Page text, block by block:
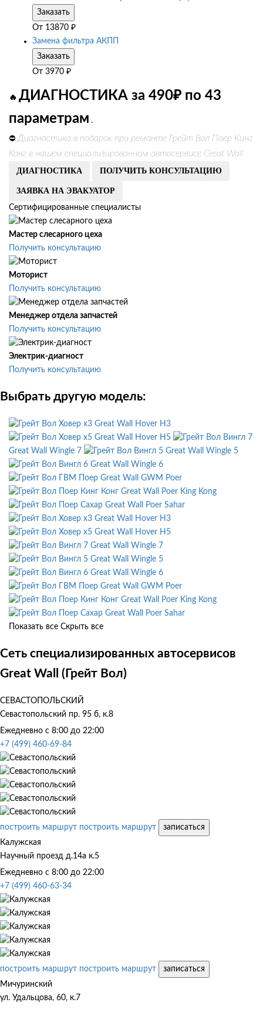
Заказать
От 13870 ₽
Замена фильтра АКПП
Заказать
От 3970 ₽
🔥 ДИАГНОСТИКА за 490₽ по 43
параметрам .
⛔ Диагностика в подарок при ремонте Грейт Вол Поер Кинг
Конг в нашем специализированном автосервисе Great Wall
ДИАГНОСТИКА ПОЛУЧИТЬ КОНСУЛЬТАЦИЮ
ЗАЯВКА НА ЭВАКУАТОР
Сертифицированные специалисты
Мастер слесарного цеха
Получить консультацию
Моторист
Получить консультацию
Менеджер отдела запчастей
Получить консультацию
Электрик-диагност
Получить консультацию
Выбрать другую модель:
Great Wall Hover H3
Great Wall Hover H5
Great Wall Wingle 7
Great Wall Wingle 5
Great Wall Wingle 6
Great Wall GWM Poer
Great Wall Poer King Kong
Great Wall Poer Sahar
Great Wall Hover H3
Great Wall Hover H5
Great Wall Wingle 7
Great Wall Wingle 5
Great Wall Wingle 6
Great Wall GWM Poer
Great Wall Poer King Kong
Great Wall Poer Sahar
Показать все Скрыть все
Сеть специализированных автосервисов
Great Wall (Грейт Вол)
СЕВАСТОПОЛЬСКИЙ
Севастопольский пр. 95 б, к.8
Ежедневно с 8:00 до 22:00
+7 (499) 460-69-84
построить маршрут построить маршрут
записаться
Калужская
Научный проезд д.14а к.5
Ежедневно с 8:00 до 22:00
+7 (499) 460-63-34
построить маршрут построить маршрут
записаться
Мичуринский
ул. Удальцова, 60, к.7